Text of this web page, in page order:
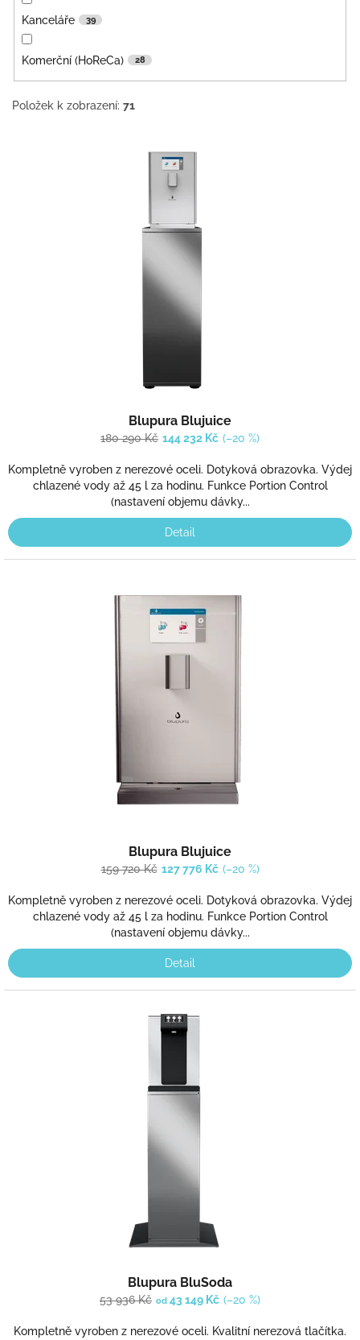
Kanceláře 39
Komerční (HoReCa) 28
Položek k zobrazení: 71
Blupura Blujuice
180 290 Kč 144 232 Kč (–20 %)
Kompletně vyroben z nerezové oceli. Dotyková obrazovka. Výdej
chlazené vody až 45 l za hodinu. Funkce Portion Control
(nastavení objemu dávky...
Detail
Blupura Blujuice
159 720 Kč 127 776 Kč (–20 %)
Kompletně vyroben z nerezové oceli. Dotyková obrazovka. Výdej
chlazené vody až 45 l za hodinu. Funkce Portion Control
(nastavení objemu dávky...
Detail
Blupura BluSoda
53 936 Kč od 43 149 Kč (–20 %)
Kompletně vyroben z nerezové oceli. Kvalitní nerezová tlačítka.